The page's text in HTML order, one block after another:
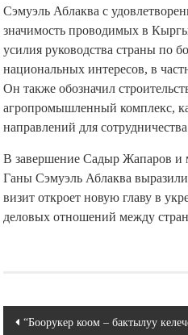
Сэмуэль Аблаква с
значимость проводимых в
усилия руководства страны по
национальных интересов, в
Он также обозначил
агропромышленный комплекс,
направлений для
В завершение Садыр Жапаров и
Ганы Сэмуэль Аблаква
визит откроет новую главу в
деловых отношений между
Навигация
“Боорукер коом – бактылуу